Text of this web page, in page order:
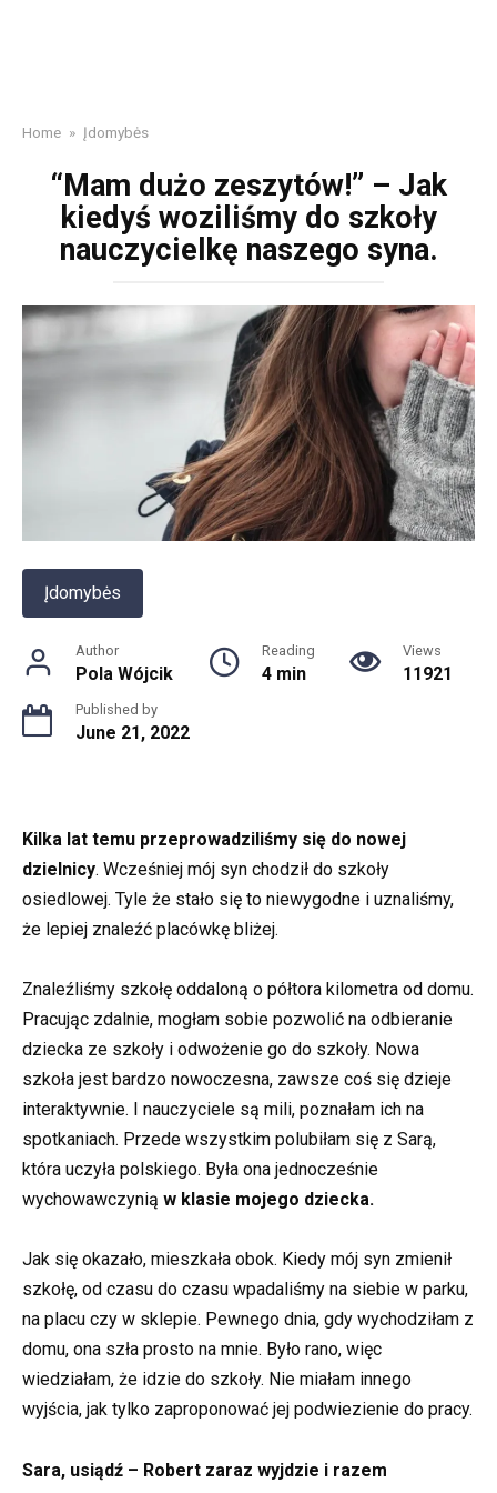
Home » Įdomybės
“Mam dużo zeszytów!” – Jak
kiedyś woziliśmy do szkoły
nauczycielkę naszego syna.
Įdomybės
Author
Pola Wójcik
Reading
4 min
Views
11921
Published by
June 21, 2022
Kilka lat temu przeprowadziliśmy się do nowej
dzielnicy. Wcześniej mój syn chodził do szkoły
osiedlowej. Tyle że stało się to niewygodne i uznaliśmy,
że lepiej znaleźć placówkę bliżej.
Znaleźliśmy szkołę oddaloną o półtora kilometra od domu.
Pracując zdalnie, mogłam sobie pozwolić na odbieranie
dziecka ze szkoły i odwożenie go do szkoły. Nowa
szkoła jest bardzo nowoczesna, zawsze coś się dzieje
interaktywnie. I nauczyciele są mili, poznałam ich na
spotkaniach. Przede wszystkim polubiłam się z Sarą,
która uczyła polskiego. Była ona jednocześnie
wychowawczynią w klasie mojego dziecka.
Jak się okazało, mieszkała obok. Kiedy mój syn zmienił
szkołę, od czasu do czasu wpadaliśmy na siebie w parku,
na placu czy w sklepie. Pewnego dnia, gdy wychodziłam z
domu, ona szła prosto na mnie. Było rano, więc
wiedziałam, że idzie do szkoły. Nie miałam innego
wyjścia, jak tylko zaproponować jej podwiezienie do pracy.
Sara, usiądź – Robert zaraz wyjdzie i razem